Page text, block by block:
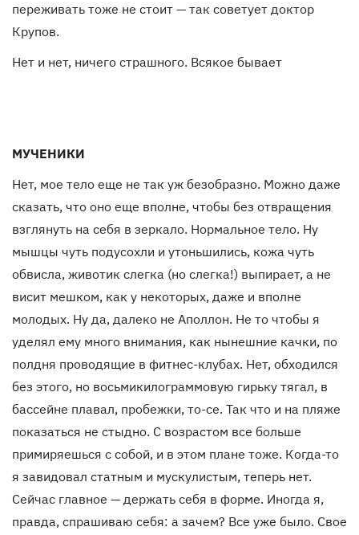
переживать тоже не стоит — так советует доктор
Крупов.
Нет и нет, ничего страшного. Всякое бывает
МУЧЕНИКИ
Нет, мое тело еще не так уж безобразно. Можно даже
сказать, что оно еще вполне, чтобы без отвращения
взглянуть на себя в зеркало. Нормальное тело. Ну
мышцы чуть подусохли и утоньшились, кожа чуть
обвисла, животик слегка (но слегка!) выпирает, а не
висит мешком, как у некоторых, даже и вполне
молодых. Ну да, далеко не Аполлон. Не то чтобы я
уделял ему много внимания, как нынешние качки, по
полдня проводящие в фитнес-клубах. Нет, обходился
без этого, но восьмикилограммовую гирьку тягал, в
бассейне плавал, пробежки, то-се. Так что и на пляже
показаться не стыдно. С возрастом все больше
примиряешься с собой, и в этом плане тоже. Когда-то
я завидовал статным и мускулистым, теперь нет.
Сейчас главное — держать себя в форме. Иногда я,
правда, спрашиваю себя: а зачем? Все уже было. Свое